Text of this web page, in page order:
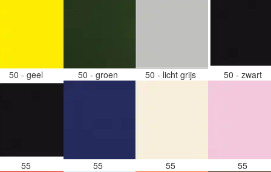
50 - geel 50 - groen 50 - licht grijs 50 - zwart
55 55 55 55